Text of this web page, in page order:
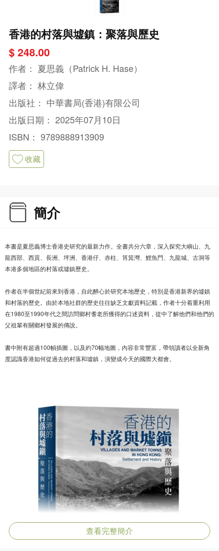
香港的村落與墟鎮：聚落與歷史
$ 248.00
作者： 夏思義（Patrick H. Hase）
譯者： 林立偉
出版社： 中華書局(香港)有限公司
出版日期： 2025年07月10日
ISBN： 9789888913909
收藏
簡介
本書是夏思義博士香港史研究的最新力作。全書共分六章，深入探究大嶼山、九
龍西部、西貢、長洲、坪洲、香港仔、赤柱、筲箕灣、鯉魚門、九龍城、古洞等
本港多個地區的村落或墟鎮歷史。
作者在半個世紀前來到香港，自此醉心於研究本地歷史，特別是香港新界的墟鎮
和村落的歷史。由於本地社群的歷史往往缺乏文獻資料記載，作者十分着重利用
在1980至1990年代之間訪問鄉村耆老所獲得的口述資料，從中了解他們和他們的
父祖輩有關鄉村發展的傳說。
書中附有超過100幀插圖，以及約70幅地圖，內容非常豐富，帶領讀者以全新角
度認識香港如何從過去的村落和墟鎮，演變成今天的國際大都會。
查看完整簡介